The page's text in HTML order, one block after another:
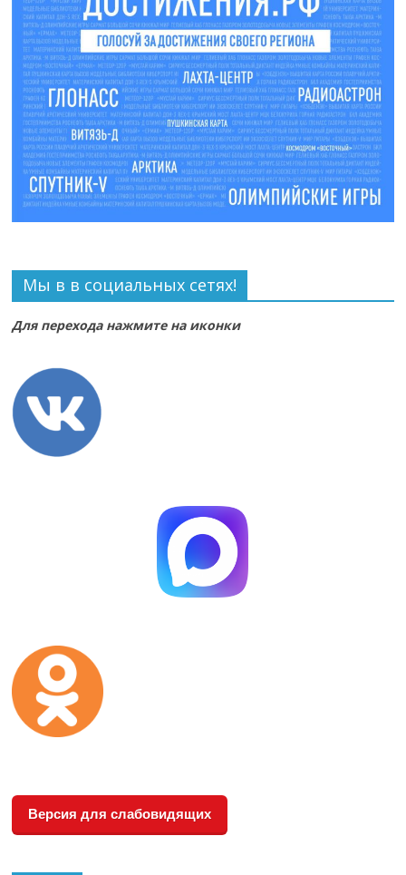
Мы в в социальных сетях!
Для перехода нажмите на иконки
Версия для слабовидящих